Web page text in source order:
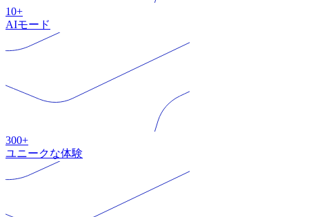
10+
AIモード
300+
ユニークな体験